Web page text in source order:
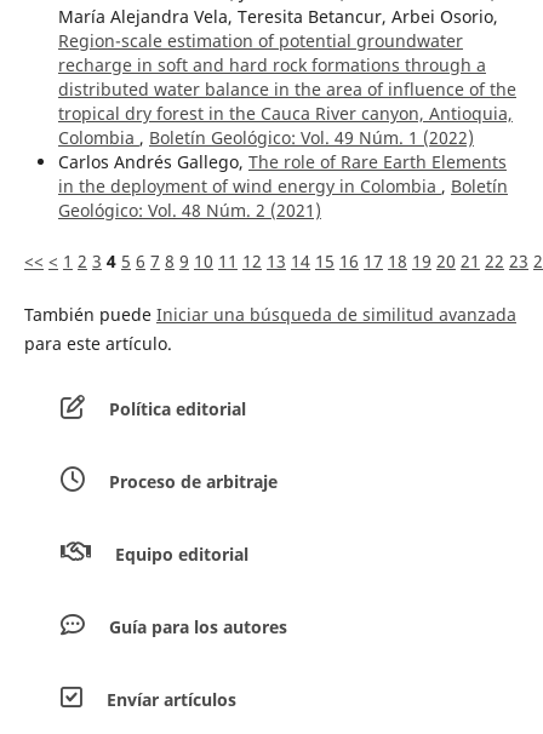
María Alejandra Vela, Teresita Betancur, Arbei Osorio,
Region-scale estimation of potential groundwater
recharge in soft and hard rock formations through a
distributed water balance in the area of influence of the
tropical dry forest in the Cauca River canyon, Antioquia,
Colombia , Boletín Geológico: Vol. 49 Núm. 1 (2022)
Carlos Andrés Gallego, The role of Rare Earth Elements
in the deployment of wind energy in Colombia , Boletín
Geológico: Vol. 48 Núm. 2 (2021)
<< < 1 2 3 4 5 6 7 8 9 10 11 12 13 14 15 16 17 18 19 20 21 22 23
También puede Iniciar una búsqueda de similitud avanzada
para este artículo.
Política editorial
Proceso de arbitraje
Equipo editorial
Guía para los autores
Envíar artículos